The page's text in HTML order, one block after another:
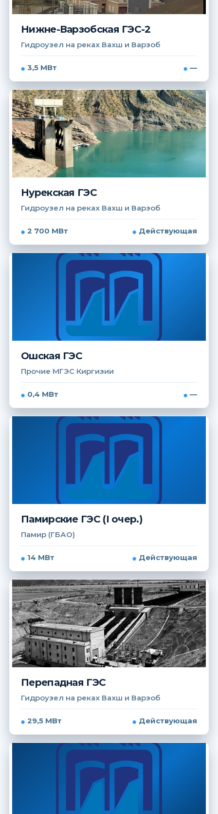
Нижне-Варзобская ГЭС-2
Гидроузел на реках Вахш и Варзоб
3,5 МВт —
Нурекская ГЭС
Гидроузел на реках Вахш и Варзоб
2 700 МВт Действующая
Ошская ГЭС
Прочие МГЭС Киргизии
0,4 МВт —
Памирские ГЭС (I очер.)
Памир (ГБАО)
14 МВт Действующая
Перепадная ГЭС
Гидроузел на реках Вахш и Варзоб
29,5 МВт Действующая